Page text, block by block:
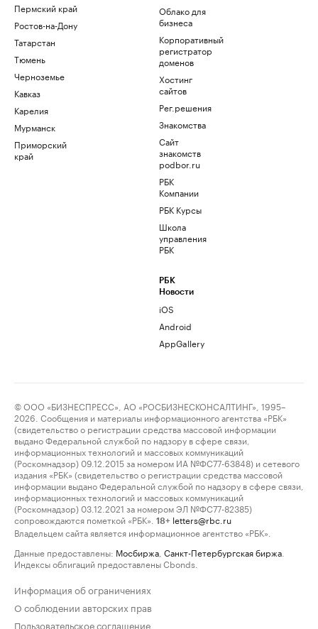
Пермский край
Ростов-на-Дону
Татарстан
Тюмень
Черноземье
Кавказ
Карелия
Мурманск
Приморский
край
Облако для
бизнеса
Корпоративный
регистратор
доменов
Хостинг
сайтов
Рег.решения
Знакомства
Сайт
знакомств
podbor.ru
РБК
Компании
РБК Курсы
Школа
управления
РБК
РБК
Новости
iOS
Android
AppGallery
© ООО «БИЗНЕСПРЕСС», АО «РОСБИЗНЕСКОНСАЛТИНГ», 1995–
2026. Сообщения и материалы информационного агентства «РБК»
(свидетельство о регистрации средства массовой информации
выдано Федеральной службой по надзору в сфере связи,
информационных технологий и массовых коммуникаций
(Роскомнадзор) 09.12.2015 за номером ИА №ФС77-63848) и сетевого
издания «РБК» (свидетельство о регистрации средства массовой
информации выдано Федеральной службой по надзору в сфере связи,
информационных технологий и массовых коммуникаций
(Роскомнадзор) 03.12.2021 за номером ЭЛ №ФС77-82385)
сопровождаются пометкой «РБК».
18+ letters@rbc.ru
Владельцем сайта является информационное агентство «РБК».
Данные предоставлены: Мосбиржа Санкт-Петербургская биржа
Индексы облигаций предоставлены Cbonds.
Информация об ограничениях
О соблюдении авторских прав
Пользовательское соглашение